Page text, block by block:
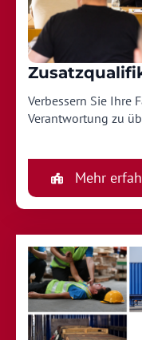
Verbessern Sie Ihre
Verantwortung zu
Mehr